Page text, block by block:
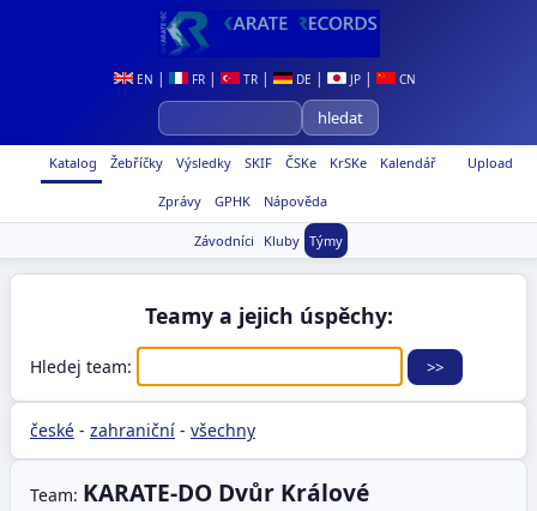
EN | FR | TR | DE | JP | CN
Upload
Katalog Žebříčky Výsledky SKIF ČSKe KrSKe Kalendář
Zprávy GPHK Nápověda
Závodníci Kluby Týmy
Teamy a jejich úspěchy:
Hledej team:
české - zahraniční - všechny
Team: KARATE-DO Dvůr Králové